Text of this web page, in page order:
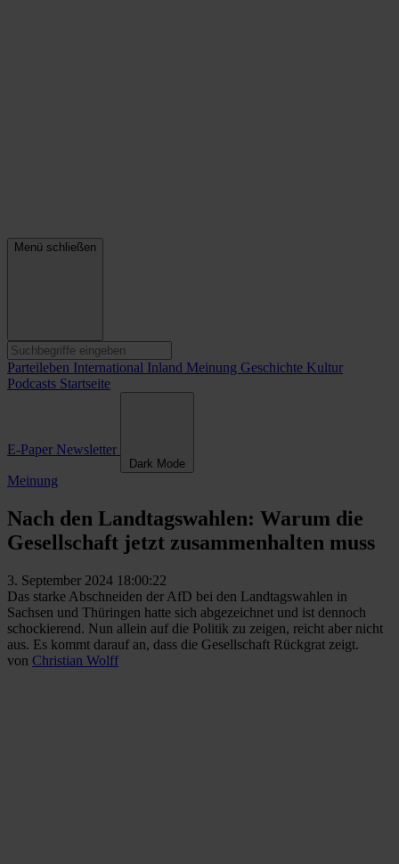
Menü schließen
Parteileben International Inland Meinung Geschichte Kultur
Podcasts Startseite
E-Paper Newsletter
Dark Mode
Meinung
Nach den Landtagswahlen: Warum die
Gesellschaft jetzt zusammenhalten muss
3. September 2024 18:00:22
Das starke Abschneiden der AfD bei den Landtagswahlen in
Sachsen und Thüringen hatte sich abgezeichnet und ist dennoch
schockierend. Nun allein auf die Politik zu zeigen, reicht aber nicht
aus. Es kommt darauf an, dass die Gesellschaft Rückgrat zeigt.
von Christian Wolff